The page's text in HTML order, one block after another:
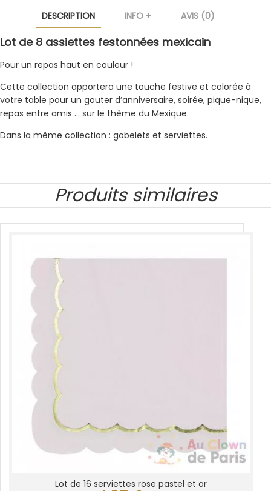
DESCRIPTION INFO + AVIS (0)
Lot de 8 assiettes festonnées mexicain
Pour un repas haut en couleur !
Cette collection apportera une touche festive et colorée à
votre table pour un gouter d’anniversaire, soirée, pique-nique,
repas entre amis … sur le thème du Mexique.
Dans la même collection : gobelets et serviettes.
Produits similaires
Lot de 16 serviettes rose pastel et or